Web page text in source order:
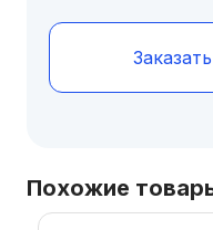
Похожие